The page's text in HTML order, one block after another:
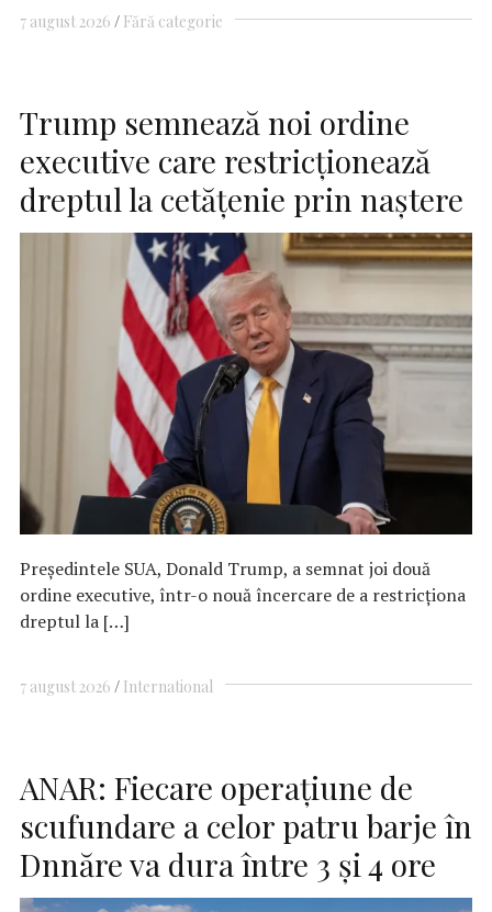
7 august 2026 Fără categorie
Trump semnează noi ordine
executive care restricţionează
dreptul la cetăţenie prin naştere
Preşedintele SUA, Donald Trump, a semnat joi două
ordine executive, într-o nouă încercare de a restricţiona
dreptul la […]
7 august 2026 International
ANAR: Fiecare operaţiune de
scufundare a celor patru barje în
Dnnăre va dura între 3 şi 4 ore